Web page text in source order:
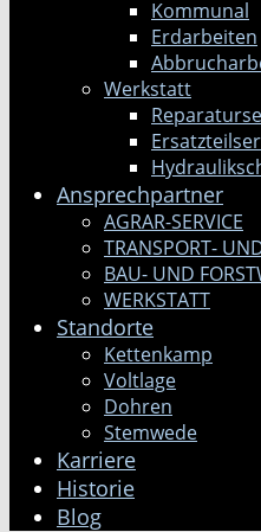
Kommunal
Erdarbeiten
Werkstatt
Ansprechpartner
AGRAR-SERVICE
TRANSPORT-
BAU- UND
WERKSTATT
Standorte
Kettenkamp
Voltlage
Dohren
Stemwede
Karriere
Historie
Blog